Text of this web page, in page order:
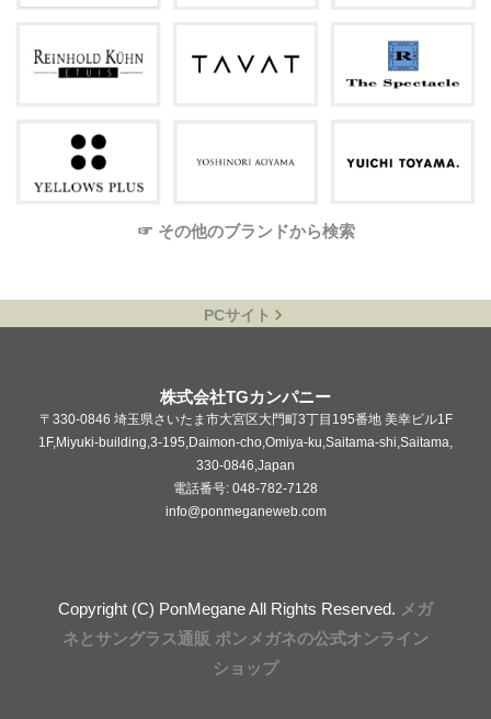
☞ その他のブランドから検索
PCサイト
株式会社TGカンパニー
〒330-0846 埼玉県さいたま市大宮区大門町3丁目195番地 美幸ビル1F
1F,Miyuki-building,3-195,Daimon-cho,Omiya-ku,Saitama-shi,Saitama,
330-0846,Japan
電話番号: 048-782-7128
info@ponmeganeweb.com
Copyright (C) PonMegane All Rights Reserved. メガ
ネとサングラス通販 ポンメガネの公式オンライン
ショップ